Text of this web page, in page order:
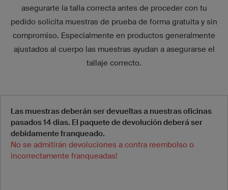
asegurarte la talla correcta antes de proceder con tu
pedido solicita muestras de prueba de forma gratuita y sin
compromiso. Especialmente en productos generalmente
ajustados al cuerpo las muestras ayudan a asegurarse el
tallaje correcto.
Las muestras deberán ser devueltas a nuestras oficinas
pasados 14 dias. El paquete de devolución deberá ser
debidamente franqueado.
No se admitirán devoluciones a contra reembolso o
incorrectamente franqueadas!